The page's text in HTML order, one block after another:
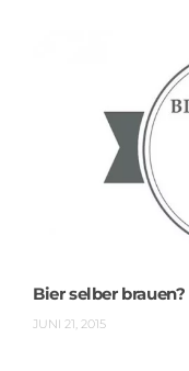
Bier selber
JUNI 21, 2015